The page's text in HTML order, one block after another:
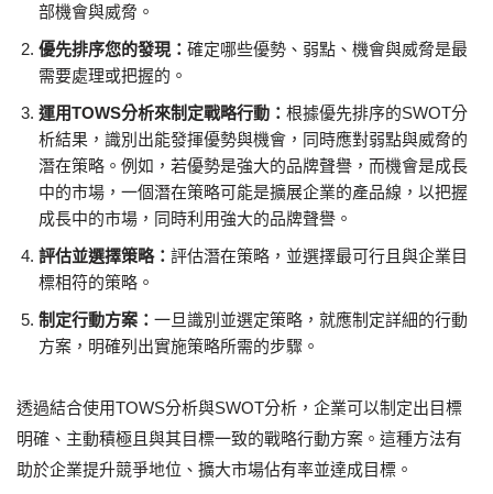
部機會與威脅。
優先排序您的發現： 確定哪些優勢、弱點、機會與威脅是最
需要處理或把握的。
運用TOWS分析來制定戰略行動： 根據優先排序的SWOT分
析結果，識別出能發揮優勢與機會，同時應對弱點與威脅的
潛在策略。例如，若優勢是強大的品牌聲譽，而機會是成長
中的市場，一個潛在策略可能是擴展企業的產品線，以把握
成長中的市場，同時利用強大的品牌聲譽。
評估並選擇策略： 評估潛在策略，並選擇最可行且與企業目
標相符的策略。
制定行動方案： 一旦識別並選定策略，就應制定詳細的行動
方案，明確列出實施策略所需的步驟。
透過結合使用TOWS分析與SWOT分析，企業可以制定出目標
明確、主動積極且與其目標一致的戰略行動方案。這種方法有
助於企業提升競爭地位、擴大市場佔有率並達成目標。